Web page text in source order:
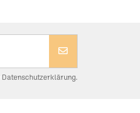
Datenschutzerklärung.